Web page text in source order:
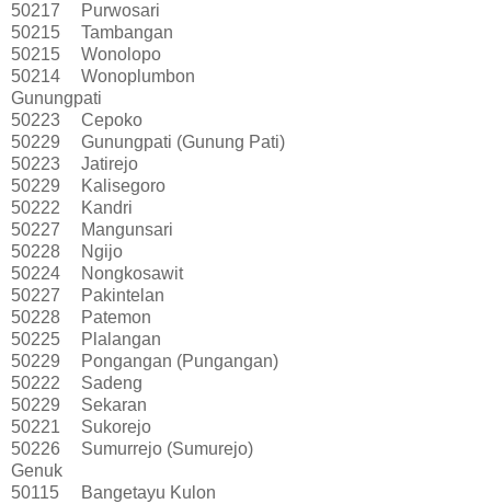
50217
Purwosari
50215
Tambangan
50215
Wonolopo
50214
Wonoplumbon
Gunungpati
50223
Cepoko
50229
Gunungpati (Gunung Pati)
50223
Jatirejo
50229
Kalisegoro
50222
Kandri
50227
Mangunsari
50228
Ngijo
50224
Nongkosawit
50227
Pakintelan
50228
Patemon
50225
Plalangan
50229
Pongangan (Pungangan)
50222
Sadeng
50229
Sekaran
50221
Sukorejo
50226
Sumurrejo (Sumurejo)
Genuk
50115
Bangetayu Kulon